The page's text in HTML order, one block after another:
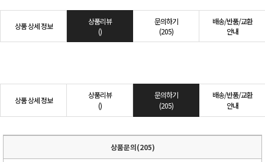
상품 상세 정보
상품리뷰
()
문의하기
(205)
배송/반품/교환
안내
상품 상세 정보
상품리뷰
()
문의하기
(205)
배송/반품/교환
안내
상품문의(205)